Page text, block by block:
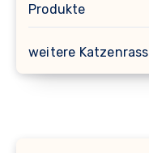
Produkte
weitere